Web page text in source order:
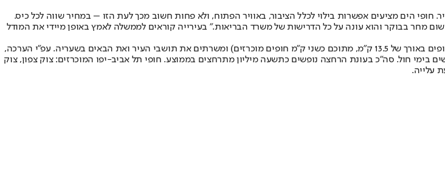
חופי הים מציעים אפשרות בילוי לכלל הציבור, באוויר הפתוח, ולא פחות חשוב מכך לעת הזו – במחיר שווה לכל כיס.
מחר בבוקר והוא עונה על כל הדרישות של משרד הבריאות." בעירייה קוראים לממשלה לאמץ באופן מיידי את המודל
על פי נתוני העירייה, חופי תל אביב-יפו משתרעים מגבול הרצליה בצפון עד גבול בת-ים בדרום (כ-13 חופים באורך של 13.5 ק"מ, מתוכם כשני ק"מ חופים מוכרזים) ומשרתים את תושבי העיר ואת הבאים בשעריה. עפ"י הערכה,
בחופי תל אביב-יפו הינו כ-150,000 נופשים בממוצע בשבתות ובחגים וכ- 25,000 נופשים בימי חול. סה"כ בעונת הרחצה נופשים כתשעה מיליון מתרחצים בממוצע. חופי תל אביב-יפו המוכרזים: צוק צפון, צוק
עלייה.